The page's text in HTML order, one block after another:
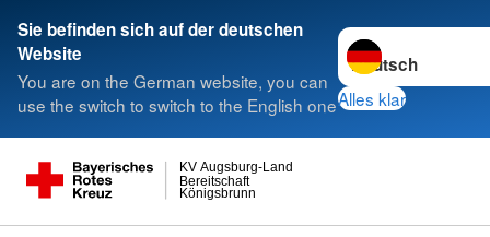
Sie befinden sich auf der deutschen
Website
You are on the German website, you can
use the switch to switch to the English one
Sprache wechseln
Alles klar
Königsbrunn
Bereitschaft
KV Augsburg-Land